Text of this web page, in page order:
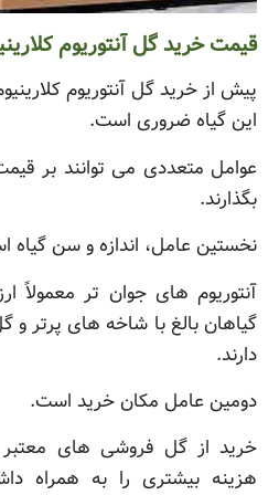
قیمت خرید گل آنتوریوم
پیش از خرید گل آنتوریوم
این گیاه ضروری است.
عوامل متعددی می توانند بر
بگذارند.
نخستین عامل، اندازه و سن گیاه
آنتوریوم های جوان تر معمولاً
گیاهان بالغ با شاخه های پرتر و
دارند.
دومین عامل مکان خرید است.
خرید از گل فروشی های
هزینه بیشتری را به همراه